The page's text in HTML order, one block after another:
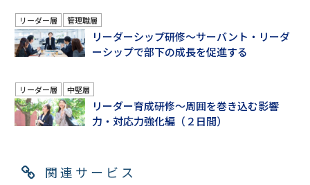
リーダー層 管理職層
リーダーシップ研修～サーバント・リーダ
ーシップで部下の成長を促進する
リーダー層 中堅層
リーダー育成研修～周囲を巻き込む影響
力・対応力強化編（２日間）
関連サービス